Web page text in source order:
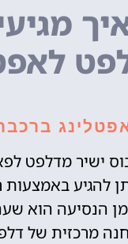
ישיר מדלפט
להגיע באמצעות
הנסיעה הוא
מרכזית של